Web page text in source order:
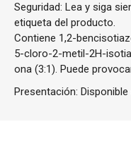
Seguridad: Lea y siga
etiqueta del producto.
Contiene 1,2-
5-cloro-2-metil-2H-
ona (3:1). Puede
Presentación: